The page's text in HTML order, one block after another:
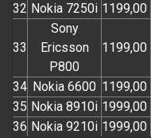
32 Nokia 7250i 1199,00
33
Sony
Ericsson
P800
1199,00
34 Nokia 6600 1199,00
35 Nokia 8910i 1999,00
36 Nokia 9210i 1999,00